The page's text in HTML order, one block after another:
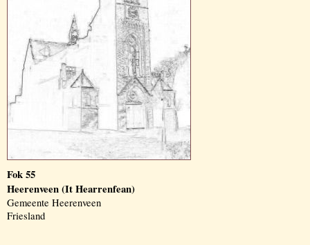
Fok 55
Heerenveen (It Hearrenfean)
Gemeente Heerenveen
Friesland